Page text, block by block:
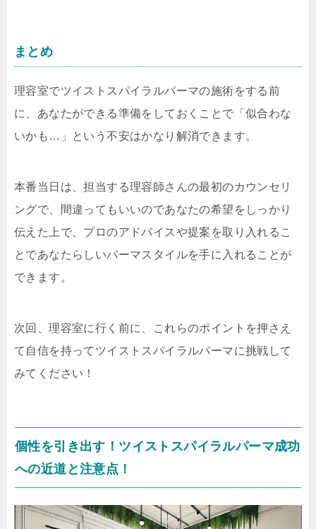
まとめ
理容室でツイストスパイラルパーマの施術をする前
に、あなたができる準備をしておくことで「似合わな
いかも…」という不安はかなり解消できます。
本番当日は、担当する理容師さんの最初のカウンセリ
ングで、間違ってもいいのであなたの希望をしっかり
伝えた上で、プロのアドバイスや提案を取り入れるこ
とであなたらしいパーマスタイルを手に入れることが
できます。
次回、理容室に行く前に、これらのポイントを押さえ
て自信を持ってツイストスパイラルパーマに挑戦して
みてください！
個性を引き出す！ツイストスパイラルパーマ成功
への近道と注意点！